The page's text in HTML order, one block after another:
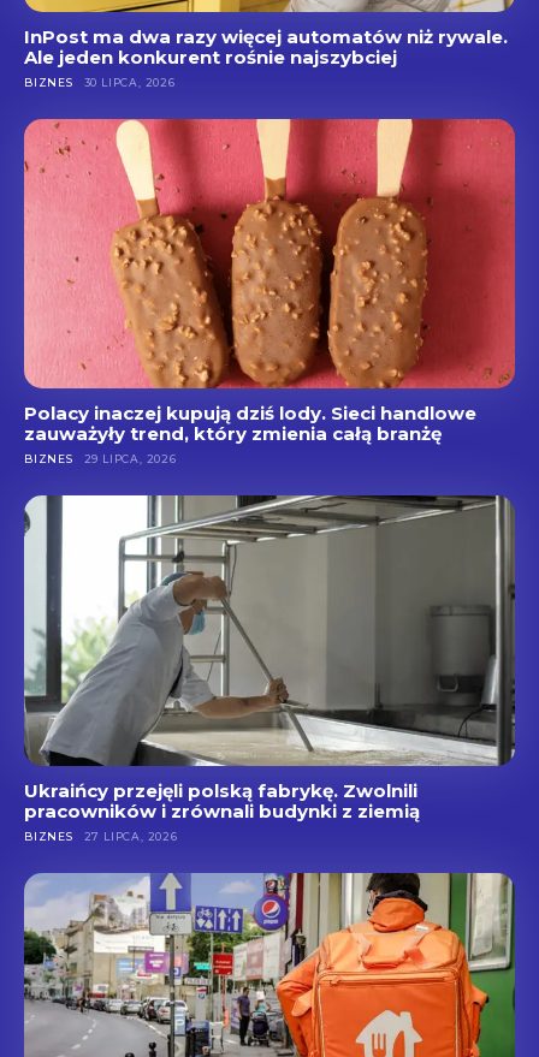
InPost ma dwa razy więcej automatów niż rywale.
Ale jeden konkurent rośnie najszybciej
BIZNES 30 LIPCA, 2026
Polacy inaczej kupują dziś lody. Sieci handlowe
zauważyły trend, który zmienia całą branżę
BIZNES 29 LIPCA, 2026
Ukraińcy przejęli polską fabrykę. Zwolnili
pracowników i zrównali budynki z ziemią
BIZNES 27 LIPCA, 2026